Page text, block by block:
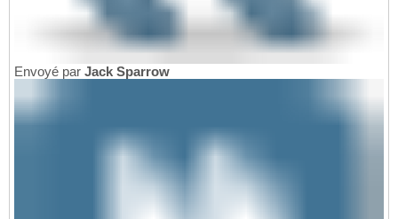
Envoyé par Jack Sparrow